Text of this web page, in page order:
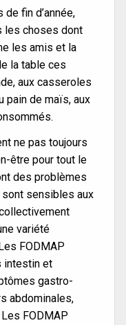
fin d’année,
les choses dont
les amis et la
la table ces
aux casseroles
pain de maïs, aux
ne pas toujours
être pour tout le
des problèmes
sensibles aux
variété
FODMAP
intestin et
gastro-
abdominales,
FODMAP